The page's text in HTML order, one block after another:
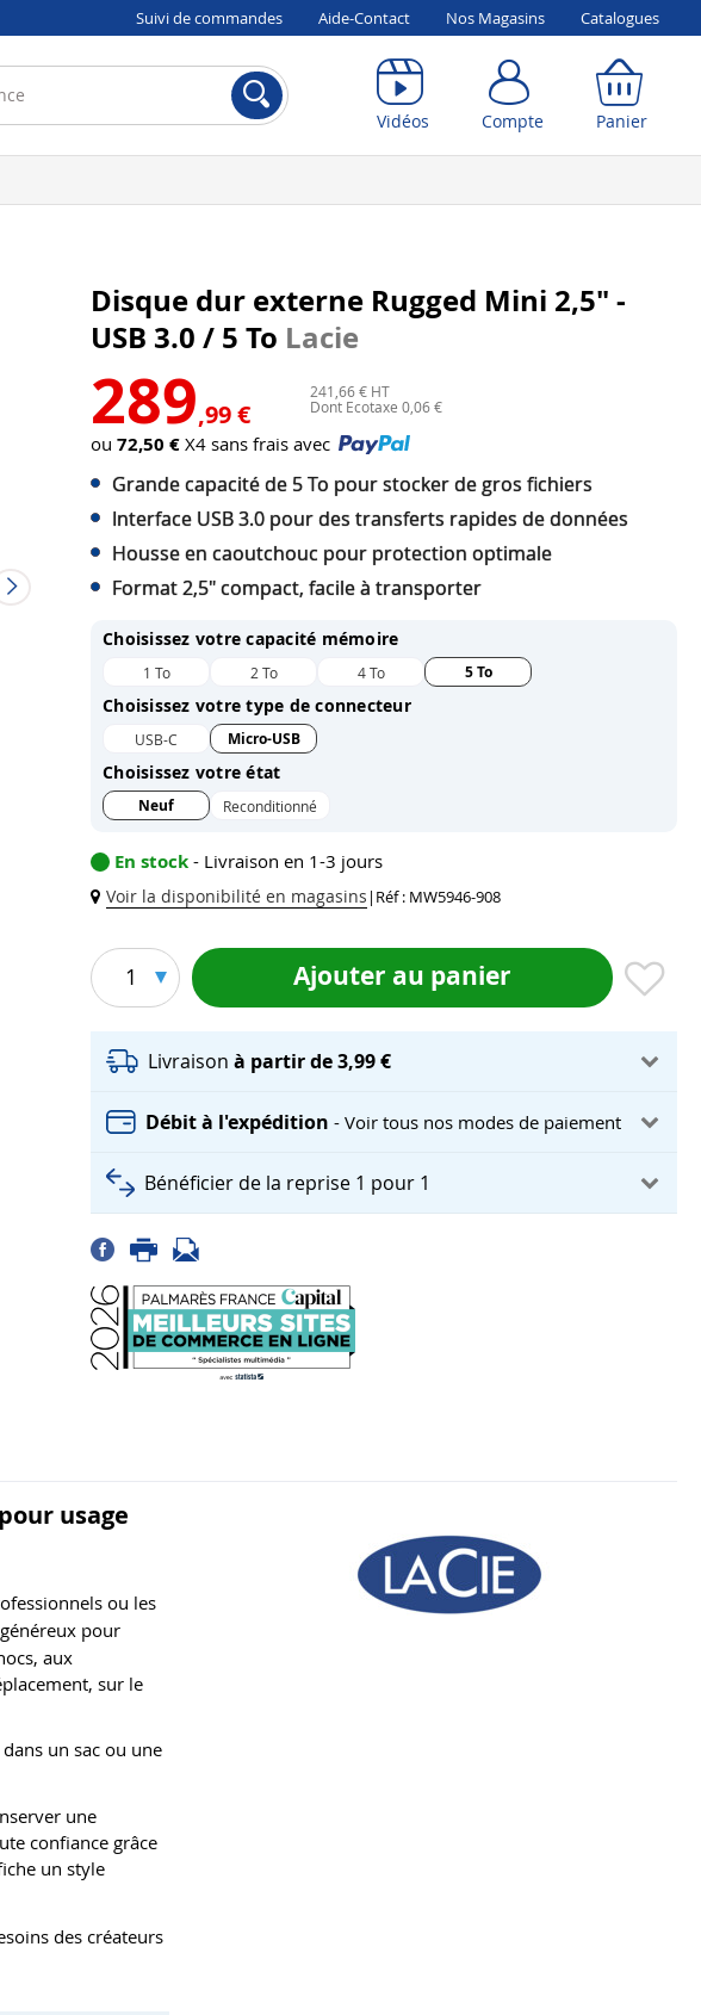
Suivi de commandes Aide-Contact Nos Magasins Catalogues
Vidéos Compte Panier
Disque dur externe Rugged Mini 2,5" -
USB 3.0 / 5 To Lacie
289,99 €
241,66 € HT
Dont Ecotaxe 0,06 €
ou 72,50 € X4 sans frais avec
Grande capacité de 5 To pour stocker de gros fichiers
Interface USB 3.0 pour des transferts rapides de données
Housse en caoutchouc pour protection optimale
Format 2,5" compact, facile à transporter
Choisissez votre capacité mémoire
1 To 2 To 4 To 5 To
Choisissez votre type de connecteur
USB-C Micro-USB
Choisissez votre état
Neuf Reconditionné
En stock - Livraison en 1-3 jours
Voir la disponibilité en magasins | Réf : MW5946-908
1 Ajouter au panier
Livraisonà partir de 3,99 €
Débit à l'expédition- Voir tous nos modes de paiement
Bénéficier de la reprise 1 pour 1
usage
ou les
pour
aux
sur le
un sac ou une
une
confiance grâce
un style
des créateurs
Compte Panier